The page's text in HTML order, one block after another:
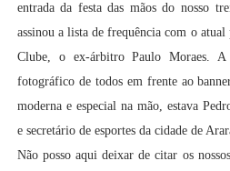
entrada da festa das mãos do nosso
assinou a lista de frequência com o atual
Clube, o ex-árbitro Paulo Moraes.
fotográfico de todos em frente ao
moderna e especial na mão, estava
e secretário de esportes da cidade de
Não posso aqui deixar de citar os